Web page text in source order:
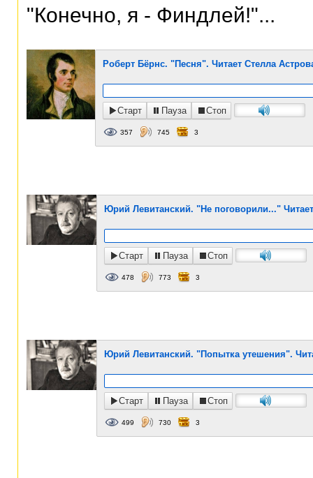
"Конечно, я - Финдлей!"...
Роберт Бёрнс. "Песня". Читает Стелла
Старт Пауза Стоп
357 745 3
Юрий Левитанский. "Не поговорили..."
Старт Пауза Стоп
478 773 3
Юрий Левитанский. "Попытка утешения".
Старт Пауза Стоп
499 730 3